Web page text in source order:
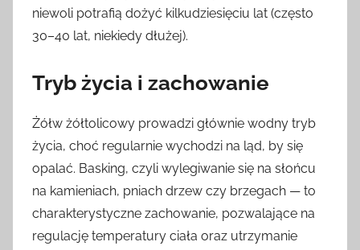
niewoli potrafią dożyć kilkudziesięciu lat (często
30–40 lat, niekiedy dłużej).
Tryb życia i zachowanie
Żółw żółtolicowy prowadzi głównie wodny tryb
życia, choć regularnie wychodzi na ląd, by się
opalać. Basking, czyli wylegiwanie się na słońcu
na kamieniach, pniach drzew czy brzegach — to
charakterystyczne zachowanie, pozwalające na
regulację temperatury ciała oraz utrzymanie